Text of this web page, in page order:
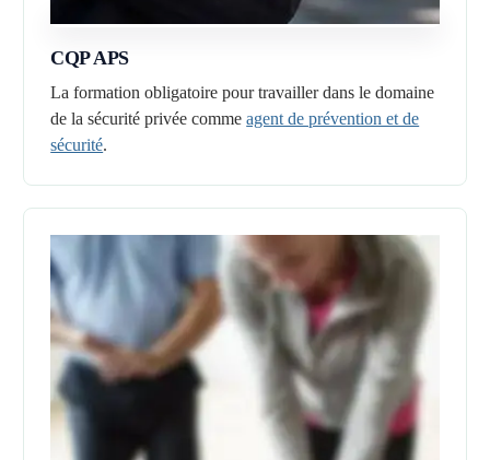
CQP APS
La formation obligatoire pour travailler dans le domaine
de la sécurité privée commeagent de prévention et de
sécurité.